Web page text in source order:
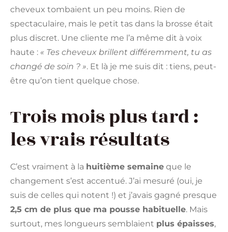
cheveux tombaient un peu moins. Rien de
spectaculaire, mais le petit tas dans la brosse était
plus discret. Une cliente me l’a même dit à voix
haute : « Tes cheveux brillent différemment, tu as
changé de soin ? ». Et là je me suis dit : tiens, peut-
être qu’on tient quelque chose.
Trois mois plus tard :
les vrais résultats
C’est vraiment à la huitième semaine que le
changement s’est accentué. J’ai mesuré (oui, je
suis de celles qui notent !) et j’avais gagné presque
2,5 cm de plus que ma pousse habituelle. Mais
surtout, mes longueurs semblaient plus épaisses,